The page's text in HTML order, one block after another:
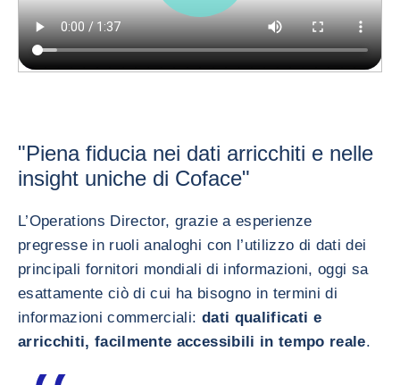
"Piena fiducia nei dati arricchiti e nelle
insight uniche di Coface"
L’Operations Director, grazie a esperienze
pregresse in ruoli analoghi con l’utilizzo di dati dei
principali fornitori mondiali di informazioni, oggi sa
esattamente ciò di cui ha bisogno in termini di
informazioni commerciali: dati qualificati e
arricchiti, facilmente accessibili in tempo reale.